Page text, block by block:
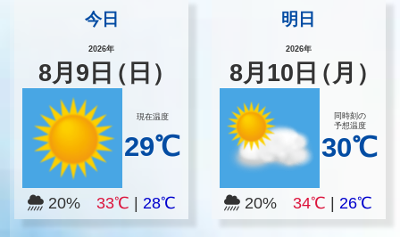
今日
2026年
8月 9 日（日）
現在温度
29℃
20% 33℃ 28℃
明日
2026年
8月 10 日（月）
同時刻の
予想温度
30℃
20%34℃ |26℃